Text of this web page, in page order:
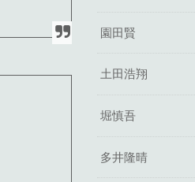
園田賢
土田浩翔
堀慎吾
多井隆晴